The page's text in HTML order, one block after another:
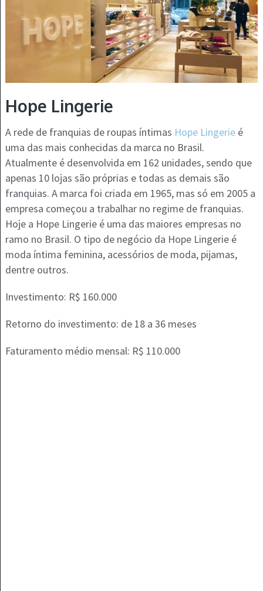
Hope Lingerie
A rede de franquias de roupas íntimas Hope Lingerieé
uma das mais conhecidas da marca no Brasil.
Atualmente é desenvolvida em 162 unidades, sendo que
apenas 10 lojas são próprias e todas as demais são
franquias. A marca foi criada em 1965, mas só em 2005 a
empresa começou a trabalhar no regime de franquias.
Hoje a Hope Lingerie é uma das maiores empresas no
ramo no Brasil. O tipo de negócio da Hope Lingerie é
moda íntima feminina, acessórios de moda, pijamas,
dentre outros.
Investimento: R$ 160.000
Retorno do investimento: de 18 a 36 meses
Faturamento médio mensal: R$ 110.000